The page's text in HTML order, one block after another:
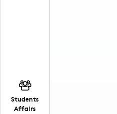
Students
Affairs